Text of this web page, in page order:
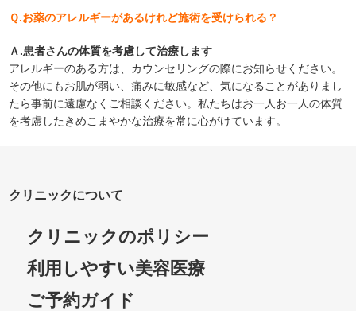
Ｑ.お薬のアレルギーがあるけれど施術を受けられる？
Ａ.患者さんの体質を考慮して治療します
アレルギーのある方は、カウンセリングの際にお知らせください。
その他にもお肌が弱い、痛みに敏感など、気になることがありまし
たら事前に遠慮なくご相談ください。私たちはお一人お一人の体質
を考慮したきめこまやかな治療を常に心がけています。
クリニックについて
クリニックのポリシー
利用しやすい美容医療
ご予約ガイド